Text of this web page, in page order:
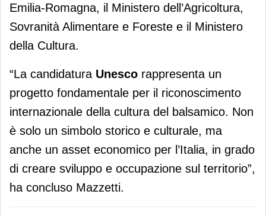
Emilia-Romagna, il Ministero dell’Agricoltura,
Sovranità Alimentare e Foreste e il Ministero
della Cultura.
“La candidatura Unesco rappresenta un
progetto fondamentale per il riconoscimento
internazionale della cultura del balsamico. Non
è solo un simbolo storico e culturale, ma
anche un asset economico per l’Italia, in grado
di creare sviluppo e occupazione sul territorio”,
ha concluso Mazzetti.